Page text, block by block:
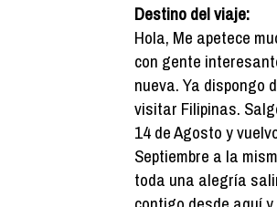
Destino del viaje:
Hola, Me apetece
con gente
nueva. Ya dispongo
visitar Filipinas.
14 de Agosto y
Septiembre a la
toda una alegría